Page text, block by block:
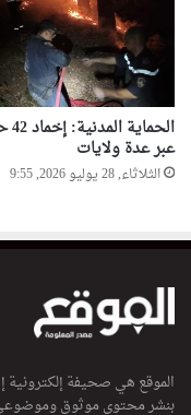
عبر عدة ولايات
الثلاثاء, 28 يوليو 2026, 9:55
الموقع هي صحيفة إلكترونية
بنشر محتوى موثوق وموضوعي